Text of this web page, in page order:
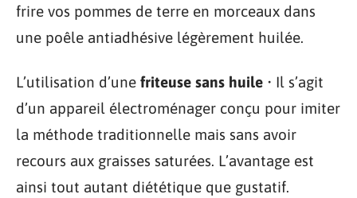
frire vos pommes de terre en morceaux dans
une poêle antiadhésive légèrement huilée.
L’utilisation d’une friteuse sans huile • Il s’agit
d’un appareil électroménager conçu pour imiter
la méthode traditionnelle mais sans avoir
recours aux graisses saturées. L’avantage est
ainsi tout autant diététique que gustatif.